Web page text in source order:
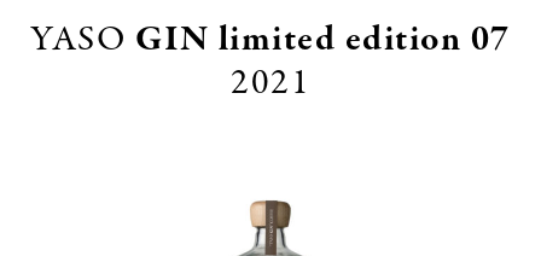
YASO GIN limited edition 07
2021